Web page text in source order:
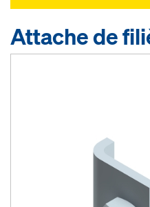
Attache de